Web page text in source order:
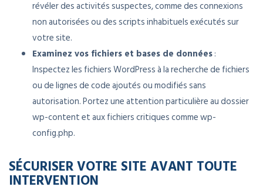
révéler des activités suspectes, comme des connexions
non autorisées ou des scripts inhabituels exécutés sur
votre site.
Examinez vos fichiers et bases de données:
Inspectez les fichiers WordPress à la recherche de fichiers
ou de lignes de code ajoutés ou modifiés sans
autorisation. Portez une attention particulière au dossier
wp-content et aux fichiers critiques comme wp-
config.php.
SÉCURISER VOTRE SITE AVANT TOUTE
INTERVENTION